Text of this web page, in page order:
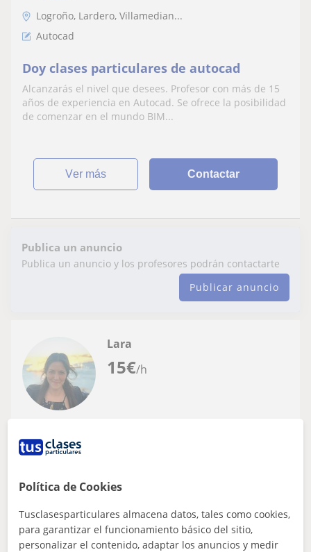
Logroño, Lardero, Villamedian...
Autocad
Doy clases particulares de autocad
Alcanzarás el nivel que desees. Profesor con más de 15
años de experiencia en Autocad. Se ofrece la posibilidad
de comenzar en el mundo BIM...
ver más Contactar
Publica un anuncio
Publica un anuncio y los profesores podrán contactarte
Publicar anuncio
15€/h
Lara
Repaso General
Clases particulares de inglés a todos los
niveles en Logroño. Más de 15 años de
experiencia
Soy profesora de secundaria licenciada en Filología
Inglesa y tengo muchísima experiencia tanto con niños,
como con jóvenes y adultos. He v...
Política de Cookies
Tusclasesparticulares almacena datos, tales como cookies,
para garantizar el funcionamiento básico del sitio,
personalizar el contenido, adaptar los anuncios y medir